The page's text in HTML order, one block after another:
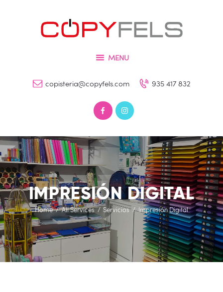
MENU
copisteria@copyfels.com 935 417 832
IMPRESIÓN DIGITAL
Home All Services Servicios Impresión Digital
COPYFELS
Imprenta – Copisteria – Papelería y Fotografía
Tienda
Contacto
0 productos
0,00 €